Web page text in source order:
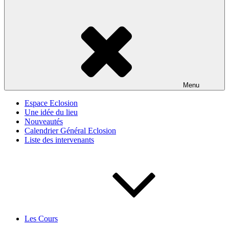
Menu
Espace Eclosion
Une idée du lieu
Nouveautés
Calendrier Général Eclosion
Liste des intervenants
Les Cours